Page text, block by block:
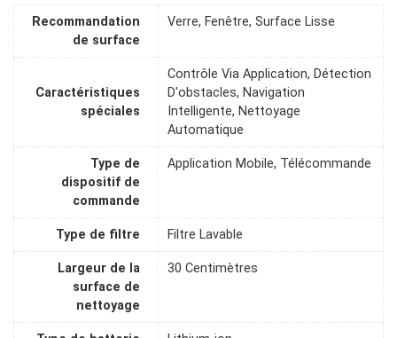
Recommandation
de surface
Verre, Fenêtre, Surface Lisse
Caractéristiques
spéciales
Contrôle Via Application, Détection
D'obstacles, Navigation
Intelligente, Nettoyage
Automatique
Type de
dispositif de
commande
Application Mobile, Télécommande
Type de filtre Filtre Lavable
Largeur de la
surface de
nettoyage
30 Centimètres